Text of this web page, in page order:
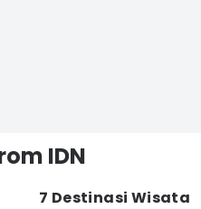
IDN
7 Destinasi Wisata